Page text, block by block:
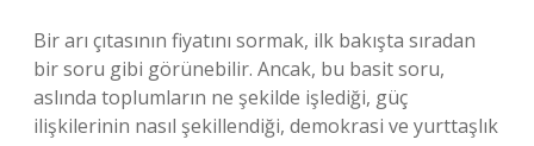
Bir arı çıtasının fiyatını sormak, ilk bakışta sıradan
bir soru gibi görünebilir. Ancak, bu basit soru,
aslında toplumların ne şekilde işlediği, güç
ilişkilerinin nasıl şekillendiği, demokrasi ve yurttaşlık